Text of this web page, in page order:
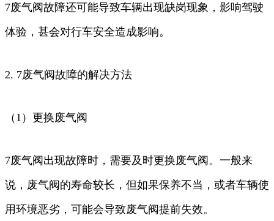
7废气阀故障还可能导致车辆出现缺岗现象，影响驾驶
体验，甚会对行车安全造成影响。
2. 7废气阀故障的解决方法
（1）更换废气阀
7废气阀出现故障时，需要及时更换废气阀。一般来
说，废气阀的寿命较长，但如果保养不当，或者车辆使
用环境恶劣，可能会导致废气阀提前失效。